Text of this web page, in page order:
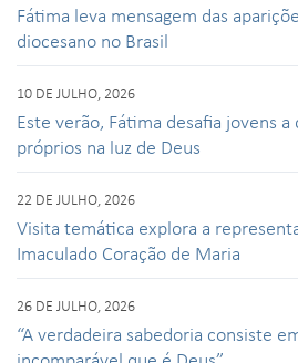
Fátima leva mensagem das
diocesano no Brasil
10 DE JULHO, 2026
Este verão, Fátima desafia jovens
próprios na luz de Deus
22 DE JULHO, 2026
Visita temática explora a
Imaculado Coração de Maria
26 DE JULHO, 2026
“A verdadeira sabedoria consiste